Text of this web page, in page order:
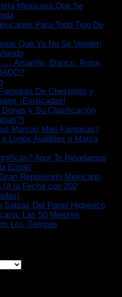
Mexicana Que Se
Para Todo Tipo De
Que Ya No Se Venden
Blanco, Rosa,
De Chespirito y
¡Explicadas!
y Su Clasificación
Marcas Mas Famosas?
Logos Audibles o Marca
Aquí Te Revelamos
Emoji!
Repositorio Mexicano
la Fecha con 202
Sabias Del Papel Higienico
Las 50 Mejores
Los Tiempos